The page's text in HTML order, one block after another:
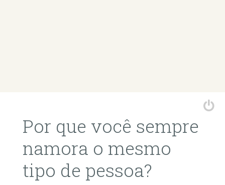
Por que você sempre
namora o mesmo
tipo de pessoa?